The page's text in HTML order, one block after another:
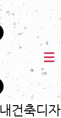
건축디자